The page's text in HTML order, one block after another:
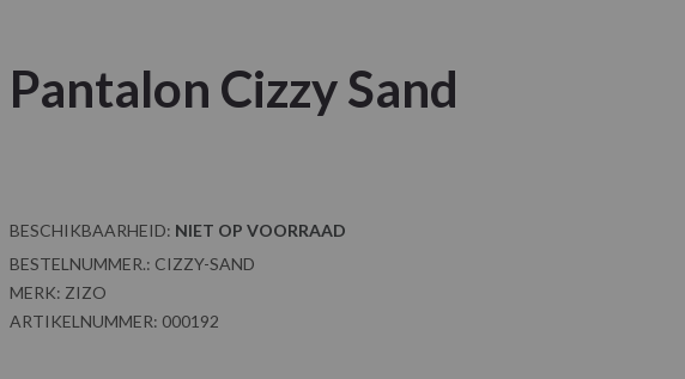
Pantalon Cizzy Sand
BESCHIKBAARHEID: NIET OP VOORRAAD
BESTELNUMMER.: CIZZY-SAND
MERK: ZIZO
ARTIKELNUMMER: 000192